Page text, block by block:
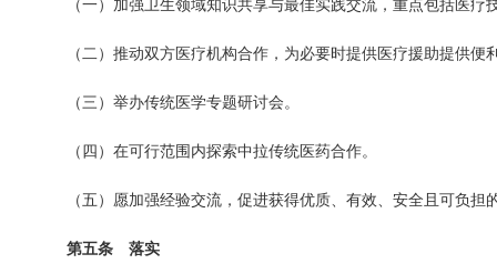
（二）推动双方医疗机构合作，为必要时提供医疗援助提供便
（三）举办传统医学专题研讨会。
（四）在可行范围内探索中拉传统医药合作。
（五）愿加强经验交流，促进获得优质、有效、安全且可负
第五条 落实